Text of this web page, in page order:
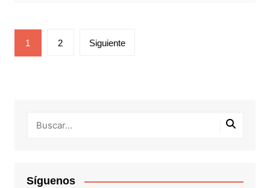
Paginación
de
1 2 Siguiente
Síguenos